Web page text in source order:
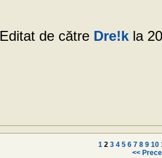
Editat de către Dre!kla
1 2 3 4 5 6 7 8 9 10
<<